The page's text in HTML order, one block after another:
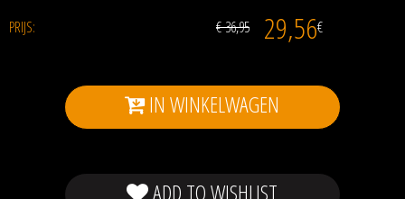
PRIJS:
€ 36,95 €
29,56
IN WINKELWAGEN
ADD TO WISHLIST